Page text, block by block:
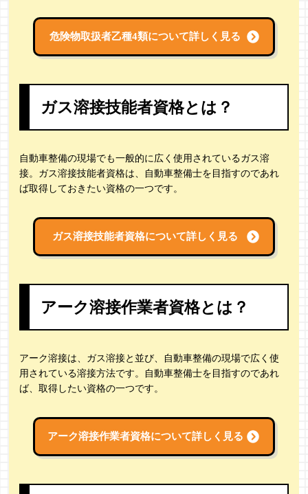
危険物取扱者乙種4類について詳しく見る
ガス溶接技能者資格とは？
自動車整備の現場でも一般的に広く使用されているガス溶
接。ガス溶接技能者資格は、自動車整備士を目指すのであれ
ば取得しておきたい資格の一つです。
ガス溶接技能者資格について詳しく見る
アーク溶接作業者資格とは？
アーク溶接は、ガス溶接と並び、自動車整備の現場で広く使
用されている溶接方法です。自動車整備士を目指すのであれ
ば、取得したい資格の一つです。
アーク溶接作業者資格について詳しく見る